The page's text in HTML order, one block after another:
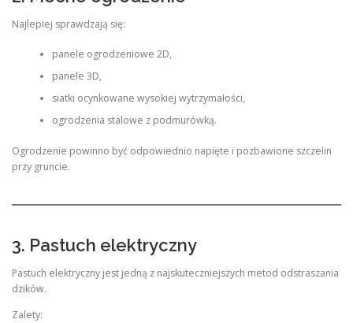
Najlepiej sprawdzają się:
panele ogrodzeniowe 2D,
panele 3D,
siatki ocynkowane wysokiej wytrzymałości,
ogrodzenia stalowe z podmurówką.
Ogrodzenie powinno być odpowiednio napięte i pozbawione szczelin
przy gruncie.
3. Pastuch elektryczny
Pastuch elektryczny jest jedną z najskuteczniejszych metod odstraszania
dzików.
Zalety: